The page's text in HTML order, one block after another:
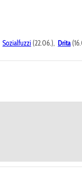
Sozialfuzzi (22.06.), Drita